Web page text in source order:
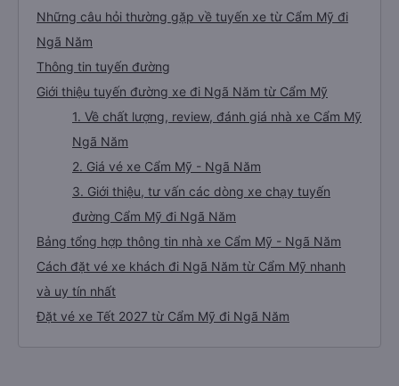
Những câu hỏi thường gặp về tuyến xe từ Cẩm Mỹ đi
Ngã Năm
Thông tin tuyến đường
Giới thiệu tuyến đường xe đi Ngã Năm từ Cẩm Mỹ
1. Về chất lượng, review, đánh giá nhà xe Cẩm Mỹ
Ngã Năm
2. Giá vé xe Cẩm Mỹ - Ngã Năm
3. Giới thiệu, tư vấn các dòng xe chạy tuyến
đường Cẩm Mỹ đi Ngã Năm
Bảng tổng hợp thông tin nhà xe Cẩm Mỹ - Ngã Năm
Cách đặt vé xe khách đi Ngã Năm từ Cẩm Mỹ nhanh
và uy tín nhất
Đặt vé xe Tết 2027 từ Cẩm Mỹ đi Ngã Năm